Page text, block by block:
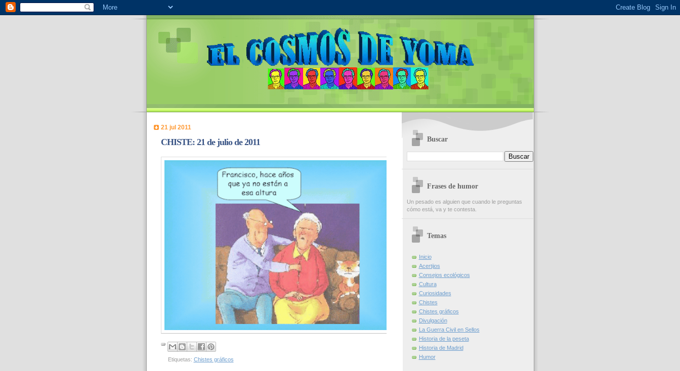
21 jul 2011
CHISTE: 21 de julio de 2011
Etiquetas: Chistes gráficos
Buscar
Frases de humor
Un pesado es alguien que cuando le preguntas
cómo está, va y te contesta.
Temas
Inicio
Acertijos
Consejos ecológicos
Cultura
Curiosidades
Chistes
Chistes gráficos
Divulgación
La Guerra Civil en Sellos
Historia de la peseta
Historia de Madrid
Humor